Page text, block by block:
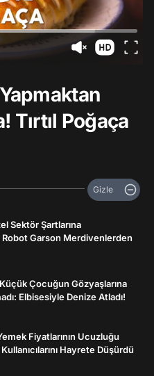
Tırtıl Poğaça
Gizle
Sektör Şartlarına
Robot Garson Merdivenlerden
Çocuğun Gözyaşlarına
Elbisesiyle Denize Atladı!
Fiyatlarının Ucuzluğu
Hayrete Düşürdü